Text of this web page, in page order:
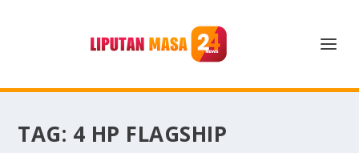
TAG: 4 HP FLAGSHIP